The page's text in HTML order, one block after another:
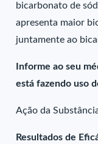
bicarbonato de
apresenta maior
juntamente ao
Informe ao seu
está fazendo uso
Ação da
Resultados de